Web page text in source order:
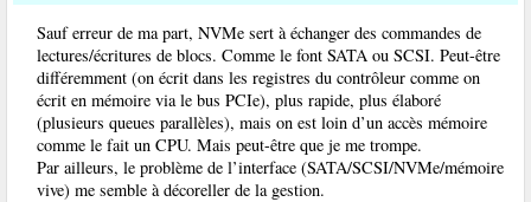
Sauf erreur de ma part, NVMe sert à échanger des commandes de
lectures/écritures de blocs. Comme le font SATA ou SCSI. Peut-être
différemment (on écrit dans les registres du contrôleur comme on
écrit en mémoire via le bus PCIe), plus rapide, plus élaboré
(plusieurs queues parallèles), mais on est loin d’un accès mémoire
comme le fait un CPU. Mais peut-être que je me trompe.
Par ailleurs, le problème de l’interface (SATA/SCSI/NVMe/mémoire
vive) me semble à décoreller de la gestion.